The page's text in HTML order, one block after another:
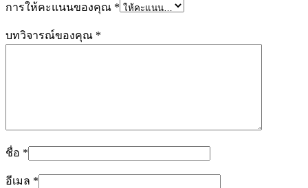
การให้คะแนนของคุณ *
บทวิจารณ์ของคุณ *
ชื่อ *
อีเมล *